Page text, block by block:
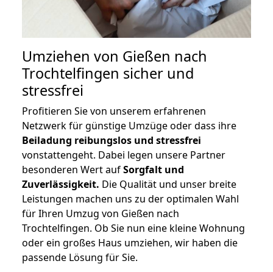
Umziehen von Gießen nach
Trochtelfingen sicher und
stressfrei
Profitieren Sie von unserem erfahrenen
Netzwerk für günstige Umzüge oder dass ihre
Beiladung reibungslos und stressfrei
vonstattengeht. Dabei legen unsere Partner
besonderen Wert aufSorgfalt und
Zuverlässigkeit. Die Qualität und unser breite
Leistungen machen uns zu der optimalen Wahl
für Ihren Umzug von Gießen nach
Trochtelfingen. Ob Sie nun eine kleine Wohnung
oder ein großes Haus umziehen, wir haben die
passende Lösung für Sie.